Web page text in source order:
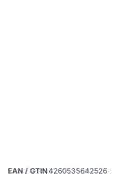
EAN / GTIN 4260535642526